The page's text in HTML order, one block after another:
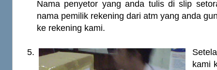
Nama penyetor yang anda tulis di slip
nama pemilik rekening dari atm yang anda
ke rekening kami.
kami